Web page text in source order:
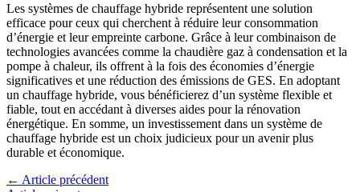
Les systèmes de chauffage hybride représentent une solution
efficace pour ceux qui cherchent à réduire leur consommation
d’énergie et leur empreinte carbone. Grâce à leur combinaison de
technologies avancées comme la chaudière gaz à condensation et la
pompe à chaleur, ils offrent à la fois des économies d’énergie
significatives et une réduction des émissions de GES. En adoptant
un chauffage hybride, vous bénéficierez d’un système flexible et
fiable, tout en accédant à diverses aides pour la rénovation
énergétique. En somme, un investissement dans un système de
chauffage hybride est un choix judicieux pour un avenir plus
durable et économique.
← Article précédent